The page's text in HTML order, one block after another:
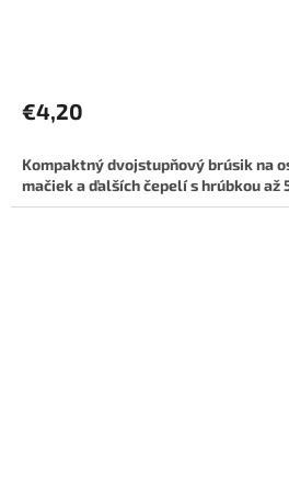
€4,20
Kompaktný dvojstupňový brúsik na
mačiek a ďalších čepelí s hrúbkou až